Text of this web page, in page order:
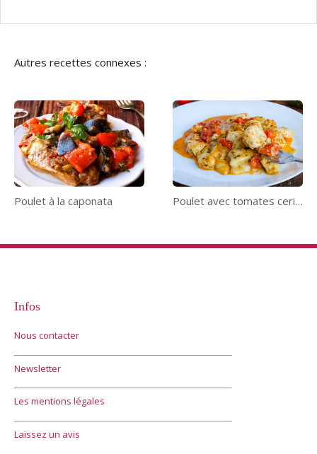
Autres recettes connexes :
Poulet à la caponata Poulet avec tomates cerises et scamorza façon pizzaiola
Infos
Nous contacter
Newsletter
Les mentions légales
Laissez un avis